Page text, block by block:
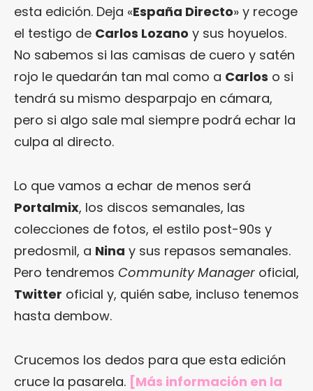
esta edición. Deja «España Directo» y recoge
el testigo de Carlos Lozano y sus hoyuelos.
No sabemos si las camisas de cuero y satén
rojo le quedarán tan mal como a Carlos o si
tendrá su mismo desparpajo en cámara,
pero si algo sale mal siempre podrá echar la
culpa al directo.
Lo que vamos a echar de menos será
Portalmix, los discos semanales, las
colecciones de fotos, el estilo post-90s y
predosmil, a Nina y sus repasos semanales.
Pero tendremos Community Manager oficial,
Twitter oficial y, quién sabe, incluso tenemos
hasta dembow.
Crucemos los dedos para que esta edición
cruce la pasarela. [Más información en la